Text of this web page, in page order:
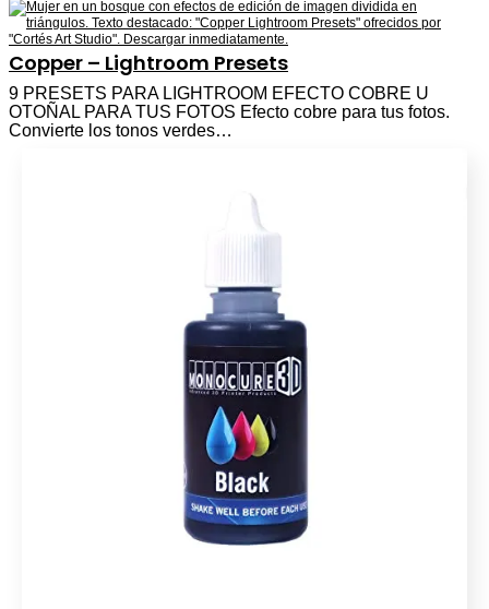
Copper – Lightroom Presets
9 PRESETS PARA LIGHTROOM EFECTO COBRE U
OTOÑAL PARA TUS FOTOS Efecto cobre para tus fotos.
Convierte los tonos verdes…